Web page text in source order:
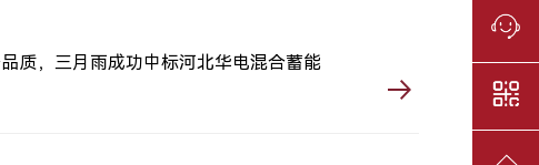
质，三月雨成功中标河北华电混合蓄能